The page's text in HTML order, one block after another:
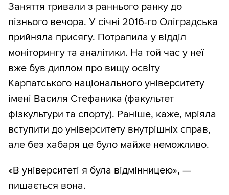
Заняття тривали з раннього ранку до
пізнього вечора. У січні 2016-го Оліградська
прийняла присягу. Потрапила у відділ
моніторингу та аналітики. На той час у неї
вже був диплом про вищу освіту
Карпатського національного університету
імені Василя Стефаника (факультет
фізкультури та спорту). Раніше, каже, мріяла
вступити до університету внутрішніх справ,
але без хабаря це було майже неможливо.
«В університеті я була відмінницею», —
пишається вона.